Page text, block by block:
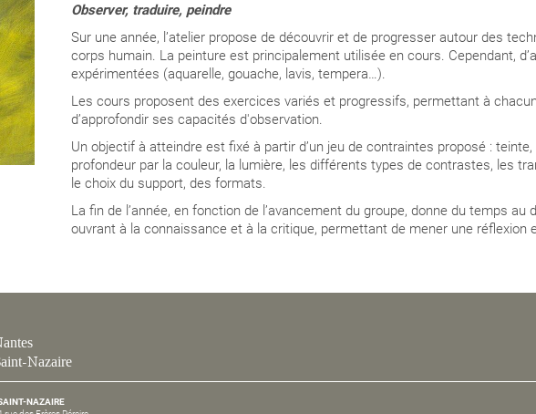
Observer, traduire, peindre
Sur une année, l’atelier propose de découvrir et de progresser autour des
corps humain. La peinture est principalement utilisée en cours. Cependant,
expérimentées (aquarelle, gouache, lavis, tempera…).
Les cours proposent des exercices variés et progressifs, permettant à
d’approfondir ses capacités d'observation.
Un objectif à atteindre est fixé à partir d’un jeu de contraintes proposé :
profondeur par la couleur, la lumière, les différents types de contrastes, les
le choix du support, des formats.
La fin de l’année, en fonction de l’avancement du groupe, donne du temps au
ouvrant à la connaissance et à la critique, permettant de mener une réflexion
Nazaire
NAZAIRE